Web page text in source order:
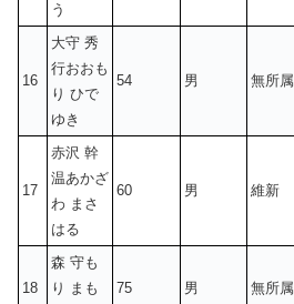
う
16
大守 秀
行おおも
り ひで
ゆき
54 男 無所属
17
赤沢 幹
温あかざ
わ まさ
はる
60 男 維新
18
森 守も
り まも
75 男 無所属